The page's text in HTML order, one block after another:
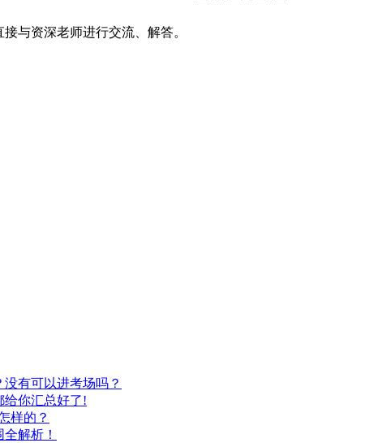
与资深老师进行交流、解答。
有可以进考场吗？
给你汇总好了!
样的？
解析！